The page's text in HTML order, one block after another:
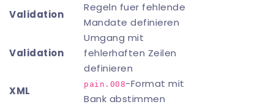
Validation
Regeln fuer fehlende
Mandate definieren
Validation
Umgang mit
fehlerhaften Zeilen
definieren
XML
pain.008-Format mit
Bank abstimmen